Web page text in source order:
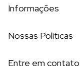
Informações
Nossas Políticas
Entre em contato